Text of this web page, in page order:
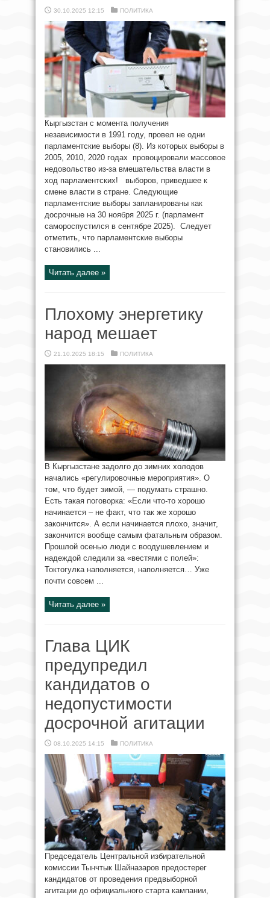
30.10.2025 12:15 ПОЛИТИКА
Кыргызстан с момента получения
независимости в 1991 году, провел не одни
парламентские выборы (8). Из которых выборы в
2005, 2010, 2020 годах провоцировали массовое
недовольство из-за вмешательства власти в
ход парламентских! выборов, приведшее к
смене власти в стране. Следующие
парламентские выборы запланированы как
досрочные на 30 ноября 2025 г. (парламент
самороспустился в сентябре 2025). Следует
отметить, что парламентские выборы
становились ...
Читать далее »
Плохому энергетику
народ мешает
21.10.2025 18:15 ПОЛИТИКА
В Кыргызстане задолго до зимних холодов
начались «регулировочные мероприятия». О
том, что будет зимой, — подумать страшно.
Есть такая поговорка: «Если что-то хорошо
начинается – не факт, что так же хорошо
закончится». А если начинается плохо, значит,
закончится вообще самым фатальным образом.
Прошлой осенью люди с воодушевлением и
надеждой следили за «вестями с полей»:
Токтогулка наполняется, наполняется… Уже
почти совсем ...
Читать далее »
Глава ЦИК
предупредил
кандидатов о
недопустимости
досрочной агитации
08.10.2025 14:15 ПОЛИТИКА
Председатель Центральной избирательной
комиссии Тынчтык Шайназаров предостерег
кандидатов от проведения предвыборной
агитации до официального старта кампании,